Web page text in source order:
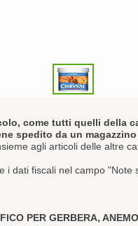
come tutti quelli della
spedito da un
agli articoli delle altre
i dati fiscali nel campo "Note
PER GERBERA,